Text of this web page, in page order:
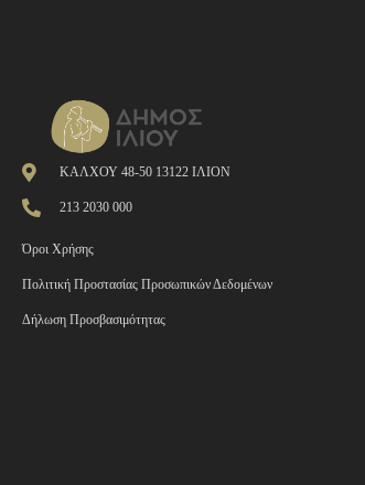
ΚΑΛΧΟΥ 48-50 13122 ΙΛΙΟΝ
213 2030 000
Όροι Χρήσης
Πολιτική Προστασίας Προσωπικών Δεδομένων
Δήλωση Προσβασιμότητας